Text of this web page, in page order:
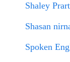
Shaley
Shasan
Spoken